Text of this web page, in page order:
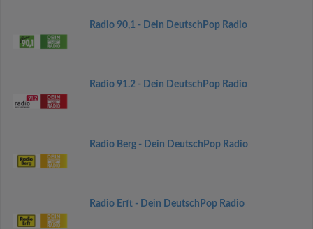
Radio 90,1 - Dein DeutschPop Radio
Radio 91.2 - Dein DeutschPop Radio
Radio Berg - Dein DeutschPop Radio
Radio Erft - Dein DeutschPop Radio